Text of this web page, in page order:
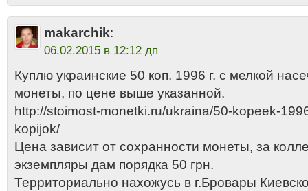
makarchik:
06.02.2015 в 12:12 дп
Куплю украинские 50 коп. 1996 г. с мелкой
монеты, по цене выше указанной.
http://stoimost-monetki.ru/ukraina/50-kopeek-
kopijok/
Цена зависит от сохранности монеты, за
экземпляры дам порядка 50 грн.
Территориально нахожусь в г.Бровары